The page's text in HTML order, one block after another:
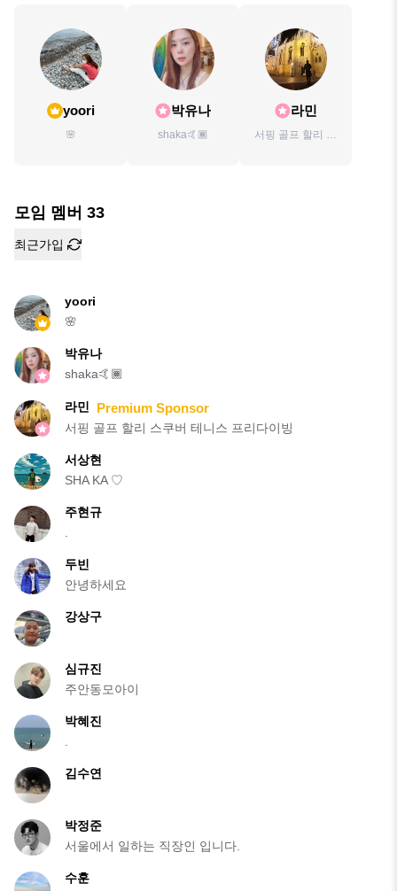
yoori
🌸
박유나
shaka🤙🏾
라민
서핑 골프 할리 스
모임 멤버 33
최근가입
yoori
🌸
박유나
shaka🤙🏾
라민 Premium Sponsor
서핑 골프 할리 스쿠버 테니스 프리다이빙
서상현
SHA KA ♡
주현규
두빈
안녕하세요
강상구
심규진
주안동모아이
박혜진
김수연
박정준
서울에서 일하는 직장인 입니다.
수훈